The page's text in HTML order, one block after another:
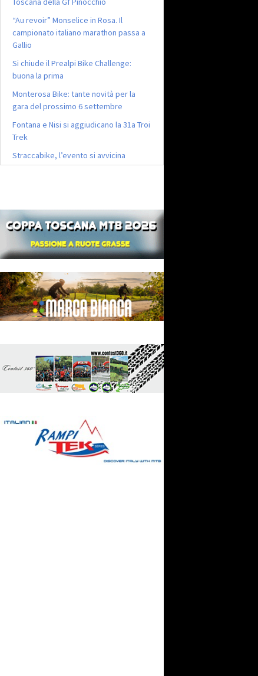
“Au revoir” Monselice in Rosa. Il
campionato italiano marathon passa a
Gallio
Si chiude il Prealpi Bike Challenge:
buona la prima
Monterosa Bike: tante novità per la
gara del prossimo 6 settembre
Fontana e Nisi si aggiudicano la 31a Troi
Trek
Straccabike, l’evento si avvicina